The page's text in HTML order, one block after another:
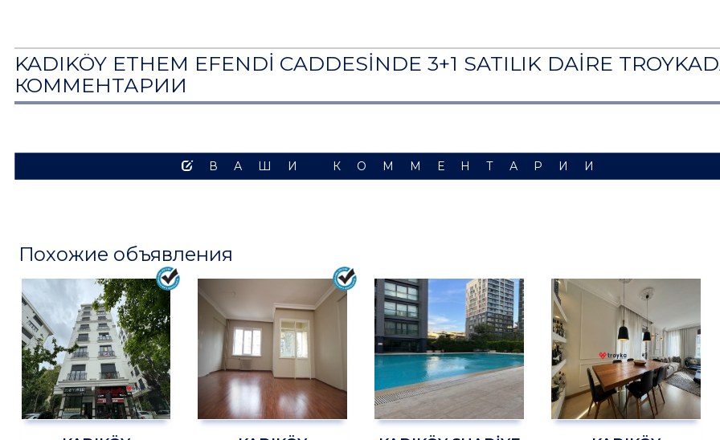
KADIKÖY ETHEM EFENDİ CADDESİNDE 3+1 SATILIK DAİRE
КОММЕНТАРИИ
ВАШИ КОММЕНТАРИИ
Похожие объявления